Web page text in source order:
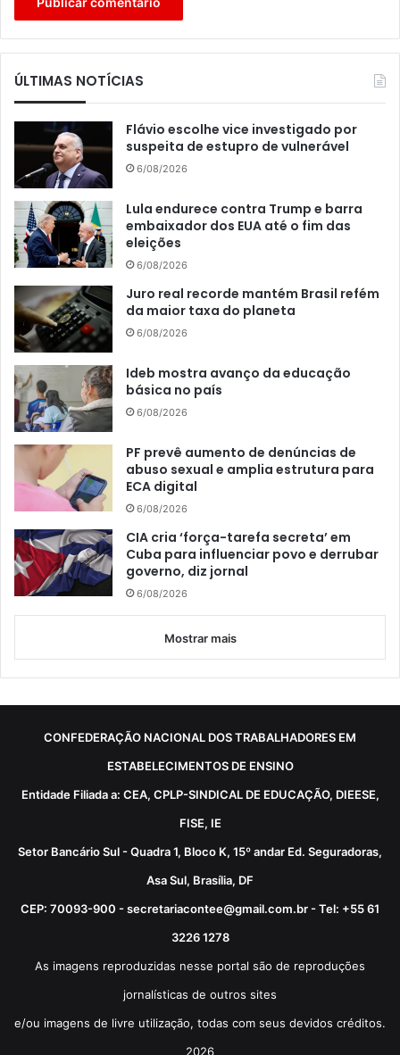
ÚLTIMAS NOTÍCIAS
Flávio escolhe vice investigado por
suspeita de estupro de vulnerável
6/08/2026
Lula endurece contra Trump e barra
embaixador dos EUA até o fim das
eleições
6/08/2026
Juro real recorde mantém Brasil refém
da maior taxa do planeta
6/08/2026
Ideb mostra avanço da educação
básica no país
6/08/2026
PF prevê aumento de denúncias de
abuso sexual e amplia estrutura para
ECA digital
6/08/2026
CIA cria ‘força-tarefa secreta’ em
Cuba para influenciar povo e derrubar
governo, diz jornal
6/08/2026
Mostrar mais
CONFEDERAÇÃO NACIONAL DOS TRABALHADORES EM
ESTABELECIMENTOS DE ENSINO
Entidade Filiada a: CEA, CPLP-SINDICAL DE EDUCAÇÃO, DIEESE,
FISE, IE
Setor Bancário Sul - Quadra 1, Bloco K, 15º andar Ed. Seguradoras,
Asa Sul, Brasília, DF
CEP: 70093-900 - secretariacontee@gmail.com.br - Tel: +55 61
3226 1278
As imagens reproduzidas nesse portal são de reproduções
jornalísticas de outros sites
e/ou imagens de livre utilização, todas com seus devidos créditos.
2026